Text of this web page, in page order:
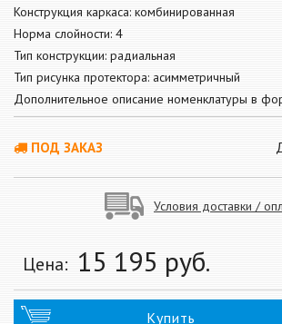
Конструкция каркаса: комбинированная
Норма слойности: 4
Тип конструкции: радиальная
Тип рисунка протектора: асимметричный
Дополнительное описание номенклатуры в
ПОД ЗАКАЗ
Условия доставки /
Цена: 15 195 руб.
Купить